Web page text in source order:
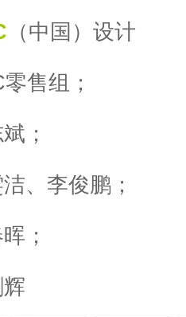
（中国）设计
售组；
；
、李俊鹏；
；